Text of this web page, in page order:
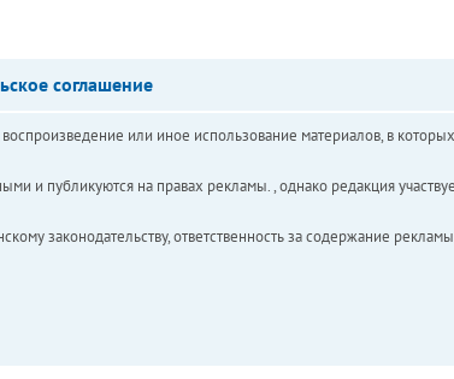
соглашение
или иное использование материалов, в
и публикуются на правах рекламы. , однако редакция
законодательству, ответственность за содержание